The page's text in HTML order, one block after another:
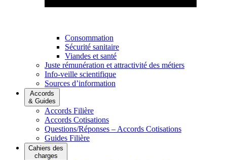
Consommation
Sécurité sanitaire
Viandes et santé
Juste rémunération et attractivité des métiers
Info-veille scientifique
Sources d’information
Accords
& Guides
Accords Filière
Accords Cotisations
Questions/Réponses – Accords Cotisations
Guides Filière
Cahiers des
charges